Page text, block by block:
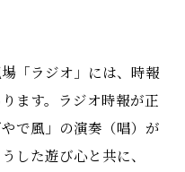
「ラジオ」には、時報
ます。ラジオ時報が正
で風」の演奏（唱）が
した遊び心と共に、